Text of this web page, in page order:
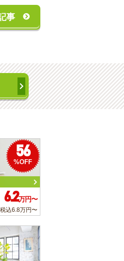
事
56
%OFF
6.2万円〜
込6.8万円〜